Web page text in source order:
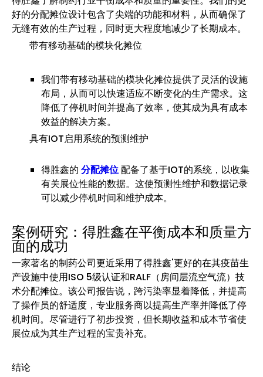
好的分配摊位设计包含了尖端的功能和材料，从而确保了
无缝有效的生产过程，同时更大程度地减少了长期成本。
带有移动基础的模块化摊位
我们带有移动基础的模块化摊位提供了灵活的设施
布局，从而可以快速适应不断变化的生产需求。这
降低了停机时间并提高了效率，使其成为具有成本
效益的解决方案。
具有IOT启用系统的预测维护
得胜鑫的 分配摊位配备了基于IOT的系统，以收集
有关展位性能的数据。这使预测性维护和数据记录
可以减少停机时间和维护成本。
案例研究：得胜鑫在平衡成本和质量方
面的成功
一家著名的制药公司更近采用了得胜鑫'更好的在其疫苗生
产设施中使用ISO 5级认证和RALF（房间层流空气流）技
术分配摊位。该公司报告说，跨污染率显着降低，并提高
了操作员的舒适度，专业服务商以提高生产率并降低了停
机时间。尽管进行了初步投资，但长期收益和成本节省使
展位成为其生产过程的宝贵补充。
结论